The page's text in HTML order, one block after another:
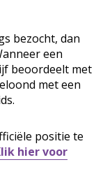
bezocht, dan
een
beoordeelt met
met een
positie te
hier voor